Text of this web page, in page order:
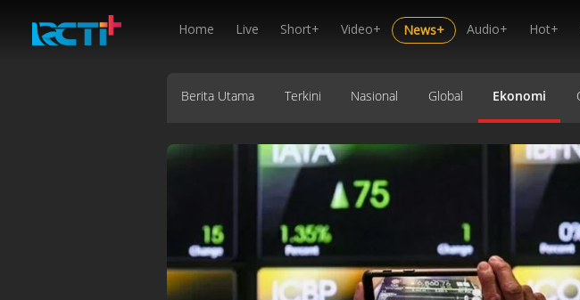
Home Live Short+ Video+ News+ Audio+ Hot+
Berita Utama Terkini Nasional Global Ekonomi